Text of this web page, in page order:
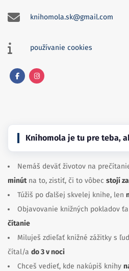
knihomola.sk@gmail.com
používanie cookies
Knihomola je tu pre teba,
Nemáš deväť životov na
minútna to, zistiť, či to vôbec stojí
Túžiš po ďalšej skvelej knihe, len
Objavovanie knižných pokladov
čítanie
Miluješ zdieľať knižné zážitky s
čítal/a do 3 v noci
Chceš vedieť, kde nakúpiš knihy